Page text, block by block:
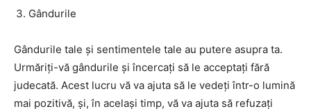
Gândurile
Gândurile tale și sentimentele tale au putere asupra ta.
Urmăriți-vă gândurile și încercați să le acceptați fără
judecată. Acest lucru vă va ajuta să le vedeți într-o lumină
mai pozitivă, și, în același timp, vă va ajuta să refuzați